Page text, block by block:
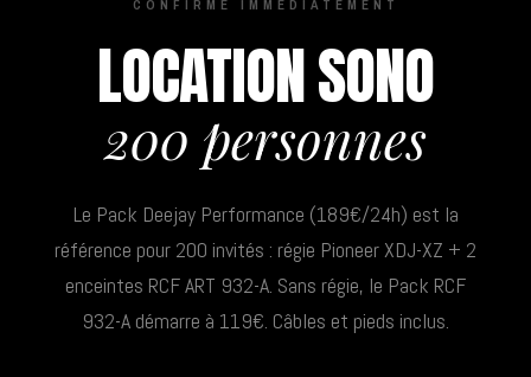
CONFIRMÉ IMMÉDIATEMENT
LOCATION SONO
200 personnes
Le Pack Deejay Performance (189€/24h) est la
référence pour 200 invités : régie Pioneer XDJ-XZ + 2
enceintes RCF ART 932-A. Sans régie, le Pack RCF
932-A démarre à 119€. Câbles et pieds inclus.